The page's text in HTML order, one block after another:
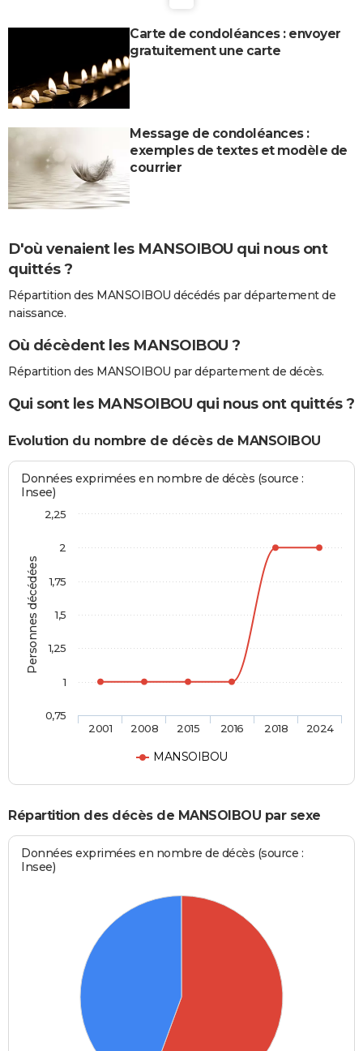
Carte de condoléances : envoyer
gratuitement une carte
Message de condoléances :
exemples de textes et modèle de
courrier
D'où venaient les MANSOIBOU qui nous ont
quittés ?
Répartition des MANSOIBOU décédés par département de
naissance.
Où décèdent les MANSOIBOU ?
Répartition des MANSOIBOU par département de décès.
Qui sont les MANSOIBOU qui nous ont quittés ?
Evolution du nombre de décès de MANSOIBOU
Personnes décédées
Données exprimées en nombre de décès (source :
Insee)
MANSOIBOU
2001 2008 2015 2016 2018 2024
0,75
1
1,25
1,5
1,75
2
2,25
Répartition des décès de MANSOIBOU par sexe
Données exprimées en nombre de décès (source :
Insee)